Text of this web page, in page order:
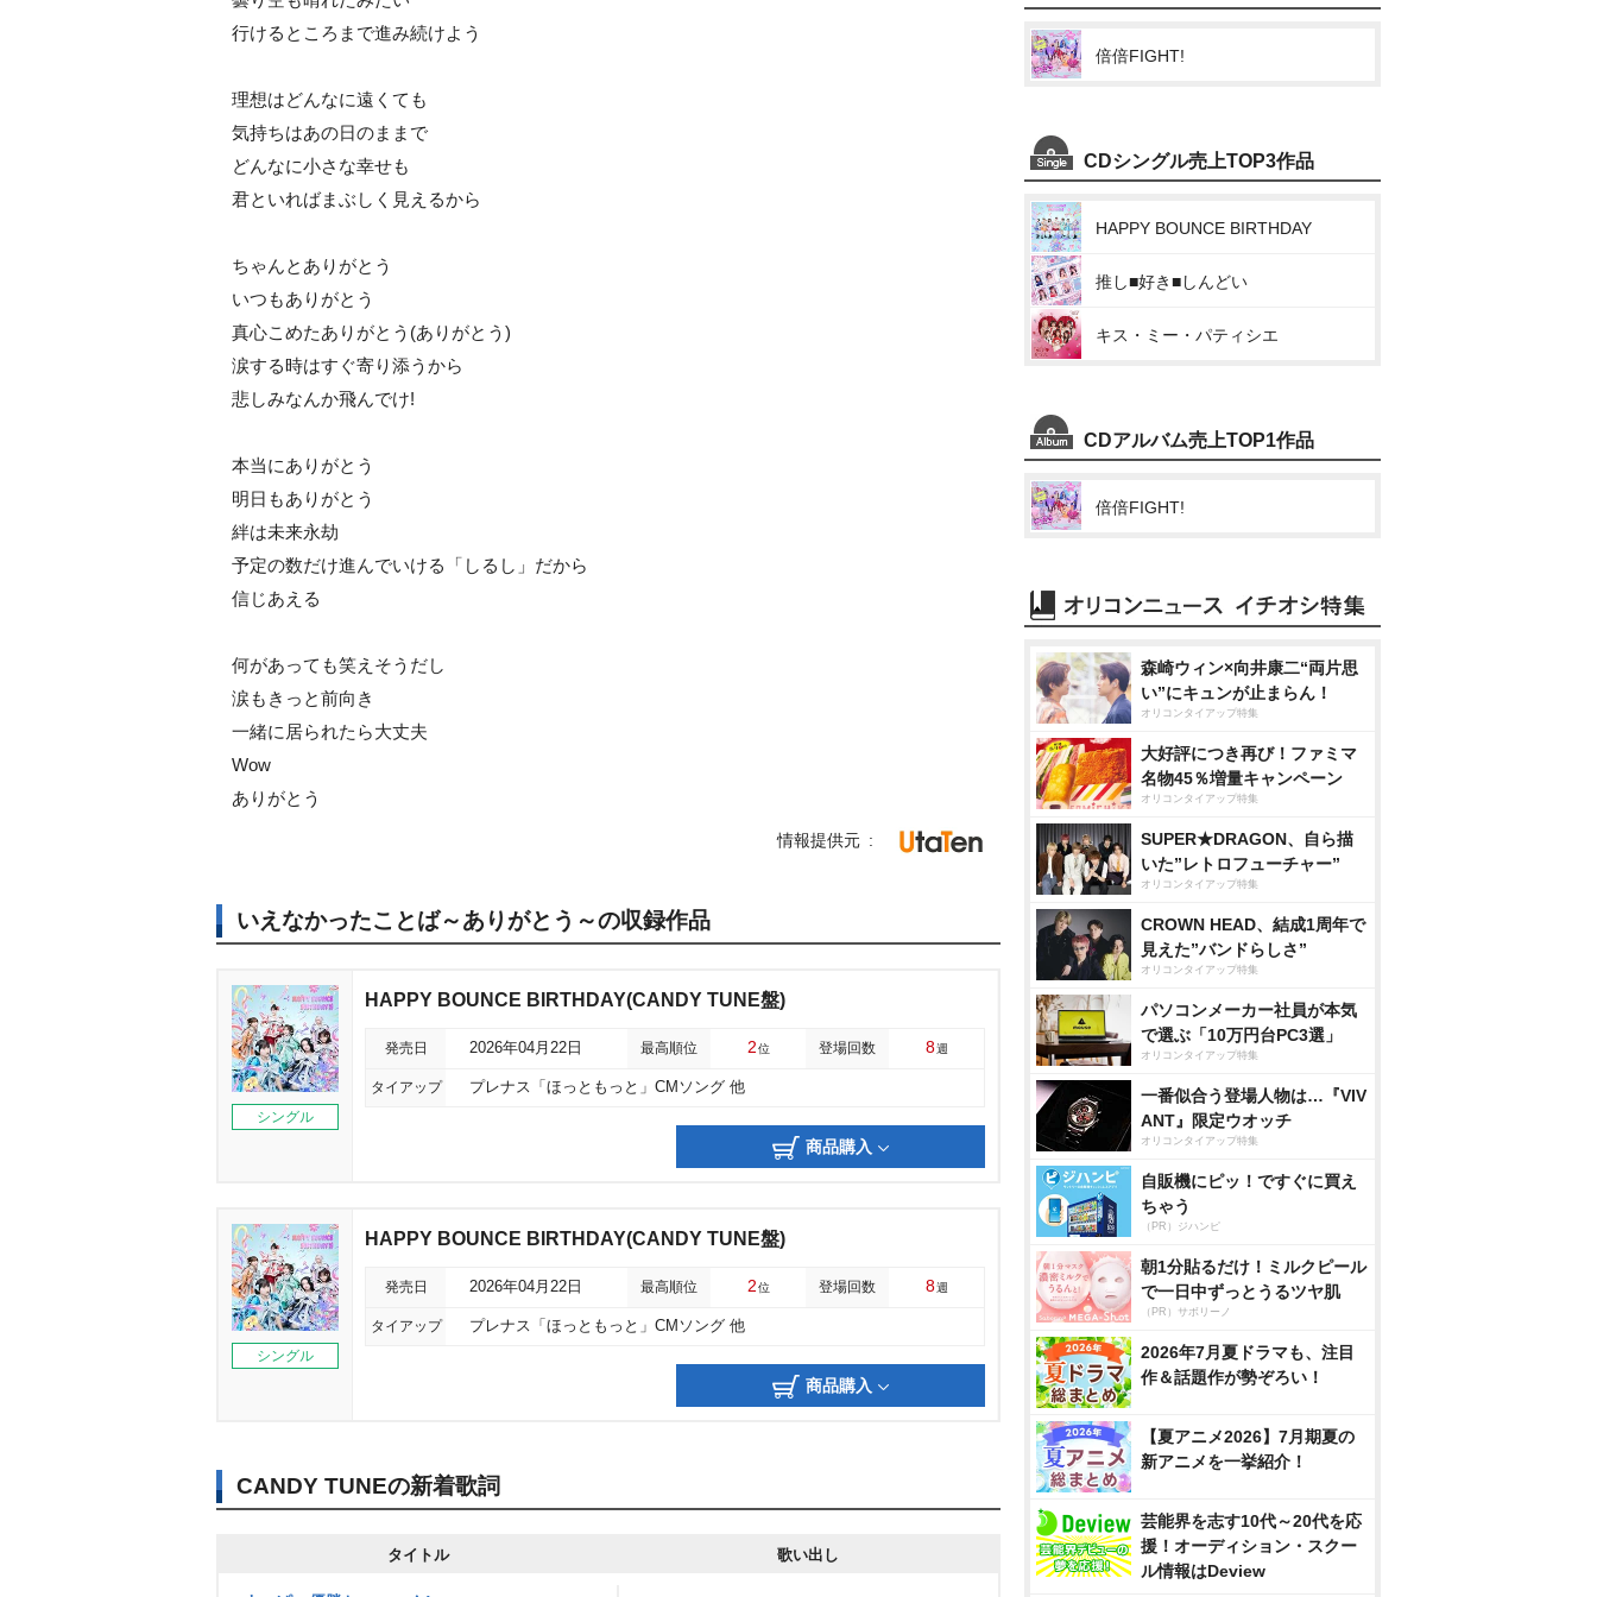
行けるところまで進み続けよう
理想はどんなに遠くても
気持ちはあの日のままで
どんなに小さな幸せも
君といればまぶしく見えるから
ちゃんとありがとう
いつもありがとう
真心こめたありがとう(ありがとう)
涙する時はすぐ寄り添うから
悲しみなんか飛んでけ!
本当にありがとう
明日もありがとう
絆は未来永劫
予定の数だけ進んでいける「しるし」だから
信じあえる
何があっても笑えそうだし
涙もきっと前向き
一緒に居られたら大丈夫
Wow
ありがとう
情報提供元
いえなかったことば～ありがとう～の収録作品
シングル
HAPPY BOUNCE BIRTHDAY(CANDY TUNE盤)
発売日 2026年04月22日 最高順位 2位 登場回数 8週
タイアップ プレナス「ほっともっと」CMソング 他
商品購入
シングル
HAPPY BOUNCE BIRTHDAY(CANDY TUNE盤)
発売日 2026年04月22日 最高順位 2位 登場回数 8週
タイアップ プレナス「ほっともっと」CMソング 他
商品購入
CANDY TUNEの新着歌詞
タイトル 歌い出し
倍倍FIGHT!
CDシングル売上TOP3作品
HAPPY BOUNCE BIRTHDAY
推し■好き■しんどい
キス・ミー・パティシエ
CDアルバム売上TOP1作品
倍倍FIGHT!
森崎ウィン×向井康二“両片思
い”にキュンが止まらん！
オリコンタイアップ特集
大好評につき再び！ファミマ
名物45％増量キャンペーン
オリコンタイアップ特集
SUPER★DRAGON、自ら描
いた”レトロフューチャー”
オリコンタイアップ特集
CROWN HEAD、結成1周年で
見えた”バンドらしさ”
オリコンタイアップ特集
パソコンメーカー社員が本気
で選ぶ「10万円台PC3選」
オリコンタイアップ特集
一番似合う登場人物は…『VIV
ANT』限定ウオッチ
オリコンタイアップ特集
自販機にピッ！ですぐに買え
ちゃう
（PR）ジハンピ
朝1分貼るだけ！ミルクピール
で一日中ずっとうるツヤ肌
（PR）サボリーノ
2026年7月夏ドラマも、注目
作＆話題作が勢ぞろい！
【夏アニメ2026】7月期夏の
新アニメを一挙紹介！
芸能界を志す10代～20代を応
援！オーディション・スクー
ル情報はDeview